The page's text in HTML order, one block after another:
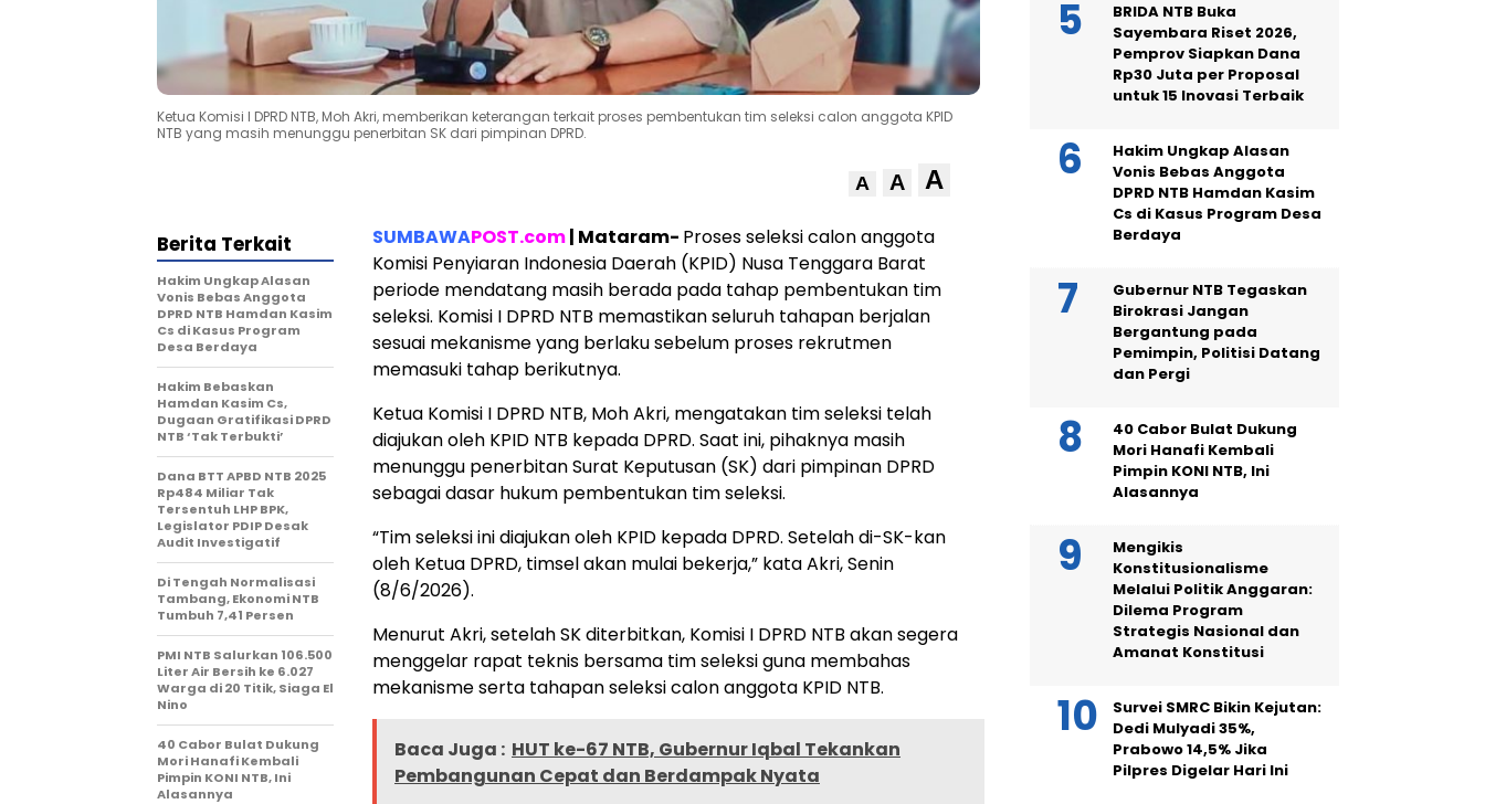
Ketua Komisi I DPRD NTB, Moh Akri, memberikan keterangan terkait proses pembentukan tim seleksi calon anggota KPID
NTB yang masih menunggu penerbitan SK dari pimpinan DPRD.
A A A
SUMBAWAPOST.com| Mataram- Proses seleksi calon anggota
Komisi Penyiaran Indonesia Daerah (KPID) Nusa Tenggara Barat
periode mendatang masih berada pada tahap pembentukan tim
seleksi. Komisi I DPRD NTB memastikan seluruh tahapan berjalan
sesuai mekanisme yang berlaku sebelum proses rekrutmen
memasuki tahap berikutnya.
Ketua Komisi I DPRD NTB, Moh Akri, mengatakan tim seleksi telah
diajukan oleh KPID NTB kepada DPRD. Saat ini, pihaknya masih
menunggu penerbitan Surat Keputusan (SK) dari pimpinan DPRD
sebagai dasar hukum pembentukan tim seleksi.
“Tim seleksi ini diajukan oleh KPID kepada DPRD. Setelah di-SK-kan
oleh Ketua DPRD, timsel akan mulai bekerja,” kata Akri, Senin
(8/6/2026).
Menurut Akri, setelah SK diterbitkan, Komisi I DPRD NTB akan segera
menggelar rapat teknis bersama tim seleksi guna membahas
mekanisme serta tahapan seleksi calon anggota KPID NTB.
Baca Juga : HUT ke-67 NTB, Gubernur Iqbal Tekankan
Pembangunan Cepat dan Berdampak Nyata
Berita Terkait
Hakim Ungkap Alasan
Vonis Bebas Anggota
DPRD NTB Hamdan Kasim
Cs di Kasus Program
Desa Berdaya
Hakim Bebaskan
Hamdan Kasim Cs,
Dugaan Gratifikasi DPRD
NTB ‘Tak Terbukti’
Dana BTT APBD NTB 2025
Rp484 Miliar Tak
Tersentuh LHP BPK,
Legislator PDIP Desak
Audit Investigatif
Di Tengah Normalisasi
Tambang, Ekonomi NTB
Tumbuh 7,41 Persen
PMI NTB Salurkan 106.500
Liter Air Bersih ke 6.027
Warga di 20 Titik, Siaga El
Nino
40 Cabor Bulat Dukung
Mori Hanafi Kembali
Pimpin KONI NTB, Ini
Alasannya
BRIDA NTB Buka
Sayembara Riset 2026,
Pemprov Siapkan Dana
Rp30 Juta per Proposal
untuk 15 Inovasi Terbaik
Hakim Ungkap Alasan
Vonis Bebas Anggota
DPRD NTB Hamdan Kasim
Cs di Kasus Program Desa
Berdaya
Gubernur NTB Tegaskan
Birokrasi Jangan
Bergantung pada
Pemimpin, Politisi Datang
dan Pergi
40 Cabor Bulat Dukung
Mori Hanafi Kembali
Pimpin KONI NTB, Ini
Alasannya
Mengikis
Konstitusionalisme
Melalui Politik Anggaran:
Dilema Program
Strategis Nasional dan
Amanat Konstitusi
Survei SMRC Bikin Kejutan:
Dedi Mulyadi 35%,
Prabowo 14,5% Jika
Pilpres Digelar Hari Ini